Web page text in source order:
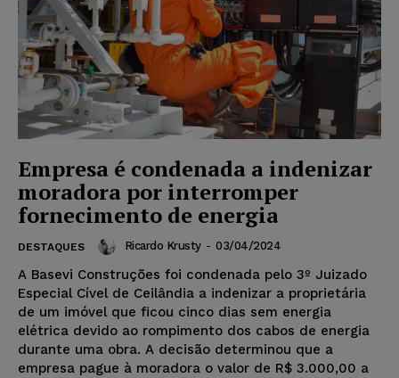
Empresa é condenada a indenizar
moradora por interromper
fornecimento de energia
DESTAQUES Ricardo Krusty - 03/04/2024
A Basevi Construções foi condenada pelo 3º Juizado
Especial Cível de Ceilândia a indenizar a proprietária
de um imóvel que ficou cinco dias sem energia
elétrica devido ao rompimento dos cabos de energia
durante uma obra. A decisão determinou que a
empresa pague à moradora o valor de R$ 3.000,00 a